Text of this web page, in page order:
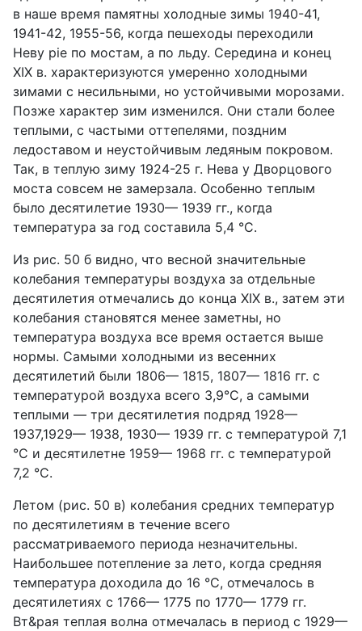
в наше время памятны холодные зимы 1940-41,
1941-42, 1955-56, когда пешеходы переходили
Неву pie по мостам, а по льду. Середина и конец
XIX в. характеризуются умеренно холодными
зимами с несильными, но устойчивыми морозами.
Позже характер зим изменился. Они стали более
теплыми, с частыми оттепелями, поздним
ледоставом и неустойчивым ледяным покровом.
Так, в теплую зиму 1924-25 г. Нева у Дворцового
моста совсем не замерзала. Особенно теплым
было десятилетие 1930— 1939 гг., когда
температура за год составила 5,4 °С.
Из рис. 50 б видно, что весной значительные
колебания температуры воздуха за отдельные
десятилетия отмечались до конца XIX в., затем эти
колебания становятся менее заметны, но
температура воздуха все время остается выше
нормы. Самыми холодными из весенних
десятилетий были 1806— 1815, 1807— 1816 гг. с
температурой воздуха всего 3,9°С, а самыми
теплыми — три десятилетия подряд 1928—
1937,1929— 1938, 1930— 1939 гг. с температурой 7,1
°С и десятилетне 1959— 1968 гг. с температурой
7,2 °С.
Летом (рис. 50 в) колебания средних температур
по десятилетиям в течение всего
рассматриваемого периода незначительны.
Наибольшее потепление за лето, когда средняя
температура доходила до 16 °С, отмечалось в
десятилетиях с 1766— 1775 по 1770— 1779 гг.
Вт&рая теплая волна отмечалась в период с 1929—